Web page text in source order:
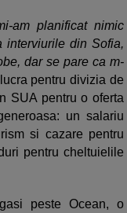
am planificat nimic
interviurile din Sofia,
dar se pare ca m-
pentru divizia de
SUA pentru o oferta
un salariu
si cazare pentru
pentru cheltuielile
peste Ocean, o